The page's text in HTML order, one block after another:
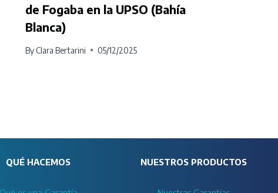
de Fogaba en la UPSO (Bahía
Blanca)
By Clara Bertarini 05/12/2025
QUÉ HACEMOS NUESTROS PRODUCTOS